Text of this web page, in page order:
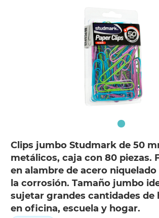
Clips jumbo Studmark de 50
metálicos, caja con 80 piezas.
en alambre de acero
la corrosión. Tamaño jumbo
sujetar grandes cantidades de
en oficina, escuela y hogar.